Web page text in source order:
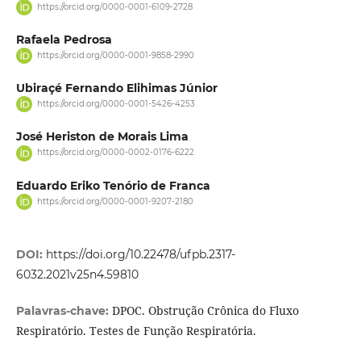
https://orcid.org/0000-0001-6109-2728
Rafaela Pedrosa
https://orcid.org/0000-0001-9858-2990
Ubiraçé Fernando Elihimas Júnior
https://orcid.org/0000-0001-5426-4253
José Heriston de Morais Lima
https://orcid.org/0000-0002-0176-6222
Eduardo Eriko Tenório de Franca
https://orcid.org/0000-0001-9207-2180
DOI: https://doi.org/10.22478/ufpb.2317-
6032.2021v25n4.59810
Palavras-chave: DPOC. Obstrução Crônica do Fluxo
Respiratório. Testes de Função Respiratória.